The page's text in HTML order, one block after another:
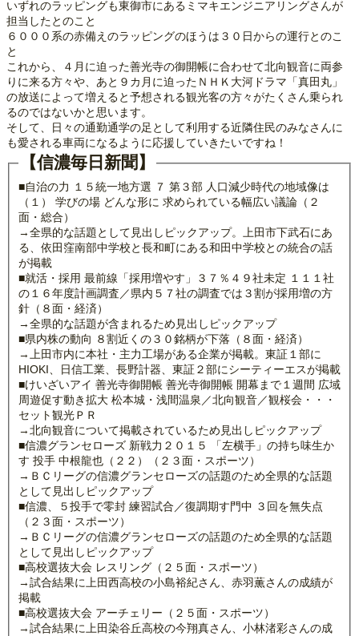
いずれのラッピングも東御市にあるミマキエンジニアリングさんが
担当したとのこと
６０００系の赤備えのラッピングのほうは３０日からの運行とのこ
と
これから、４月に迫った善光寺の御開帳に合わせて北向観音に両参
りに来る方々や、あと９カ月に迫ったＮＨＫ大河ドラマ「真田丸」
の放送によって増えると予想される観光客の方々がたくさん乗られ
るのではないかと思います。
そして、日々の通勤通学の足として利用する近隣住民のみなさんに
も愛される車両になるように応援していきたいですね！
【信濃毎日新聞】
■自治の力 １５統一地方選 ７ 第３部 人口減少時代の地域像は
（１） 学びの場 どんな形に 求められている幅広い議論（２
面・総合）
→全県的な話題として見出しピックアップ。上田市下武石にあ
る、依田窪南部中学校と長和町にある和田中学校との統合の話
が掲載
■就活・採用 最前線「採用増やす」３７％４９社未定 １１１社
の１６年度計画調査／県内５７社の調査では３割が採用増の方
針（８面・経済）
→全県的な話題が含まれるため見出しピックアップ
■県内株の動向 ８割近くの３０銘柄が下落（８面・経済）
→上田市内に本社・主力工場がある企業が掲載。東証１部に
HIOKI、日信工業、長野計器、東証２部にシーティーエスが掲載
■けいざいアイ 善光寺御開帳 善光寺御開帳 開幕まで１週間 広域
周遊促す動き拡大 松本城・浅間温泉／北向観音／観桜会・・・
セット観光ＰＲ
→北向観音について掲載されているため見出しピックアップ
■信濃グランセローズ 新戦力２０１５ 「左横手」の持ち味生か
す 投手 中根龍也（２２）（２３面・スポーツ）
→ＢＣリーグの信濃グランセローズの話題のため全県的な話題
として見出しピックアップ
■信濃、５投手で零封 練習試合／復調期す門中 ３回を無失点
（２３面・スポーツ）
→ＢＣリーグの信濃グランセローズの話題のため全県的な話題
として見出しピックアップ
■高校選抜大会 レスリング（２５面・スポーツ）
→試合結果に上田西高校の小島裕紀さん、赤羽薫さんの成績が
掲載
■高校選抜大会 アーチェリー（２５面・スポーツ）
→試合結果に上田染谷丘高校の今翔真さん、小林渚彩さんの成